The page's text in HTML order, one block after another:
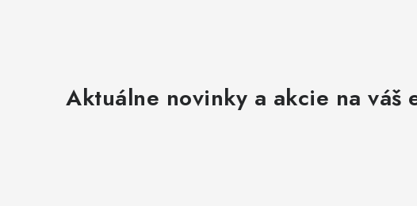
Aktuálne novinky a akcie na váš